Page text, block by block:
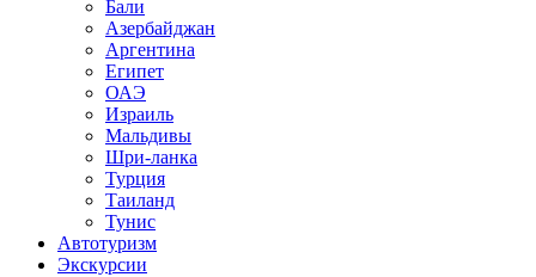
Бали
Азербайджан
Аргентина
Египет
ОАЭ
Израиль
Мальдивы
Шри-ланка
Турция
Таиланд
Тунис
Автотуризм
Экскурсии